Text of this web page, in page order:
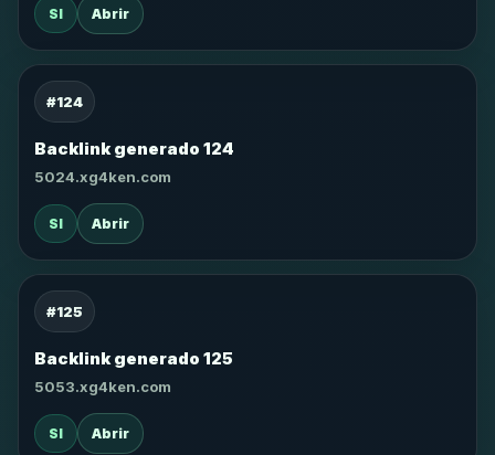
SI Abrir
#124
Backlink generado 124
5024.xg4ken.com
SI Abrir
#125
Backlink generado 125
5053.xg4ken.com
SI Abrir